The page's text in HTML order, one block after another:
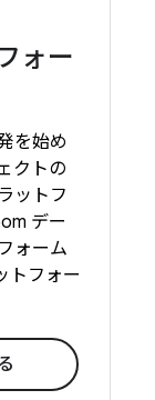
ォー
を始め
クトの
ットフ
デー
ォーム
トフォー